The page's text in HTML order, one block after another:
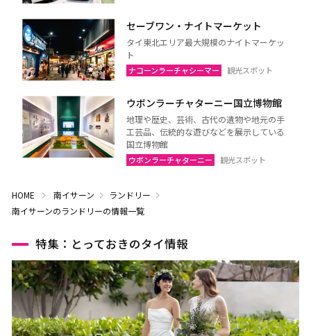
セーブワン・ナイトマーケット
タイ東北エリア最大規模のナイトマーケッ
ト
ナコーンラーチャシーマー 観光スポット
ウボンラーチャターニー国立博物館
地理や歴史、芸術、古代の遺物や地元の手
工芸品、伝統的な遊びなどを展示している
国立博物館
ウボンラーチャターニー 観光スポット
HOME 南イサーン
ランドリー
南イサーンのランドリーの情報一覧
特集：とっておきのタイ情報